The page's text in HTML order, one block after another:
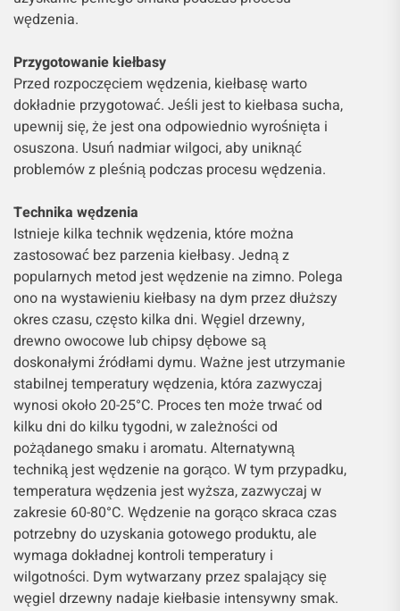
wędzenia.
Przygotowanie kiełbasy
Przed rozpoczęciem wędzenia, kiełbasę warto
dokładnie przygotować. Jeśli jest to kiełbasa sucha,
upewnij się, że jest ona odpowiednio wyrośnięta i
osuszona. Usuń nadmiar wilgoci, aby uniknąć
problemów z pleśnią podczas procesu wędzenia.
Technika wędzenia
Istnieje kilka technik wędzenia, które można
zastosować bez parzenia kiełbasy. Jedną z
popularnych metod jest wędzenie na zimno. Polega
ono na wystawieniu kiełbasy na dym przez dłuższy
okres czasu, często kilka dni. Węgiel drzewny,
drewno owocowe lub chipsy dębowe są
doskonałymi źródłami dymu. Ważne jest utrzymanie
stabilnej temperatury wędzenia, która zazwyczaj
wynosi około 20-25°C. Proces ten może trwać od
kilku dni do kilku tygodni, w zależności od
pożądanego smaku i aromatu. Alternatywną
techniką jest wędzenie na gorąco. W tym przypadku,
temperatura wędzenia jest wyższa, zazwyczaj w
zakresie 60-80°C. Wędzenie na gorąco skraca czas
potrzebny do uzyskania gotowego produktu, ale
wymaga dokładnej kontroli temperatury i
wilgotności. Dym wytwarzany przez spalający się
węgiel drzewny nadaje kiełbasie intensywny smak.